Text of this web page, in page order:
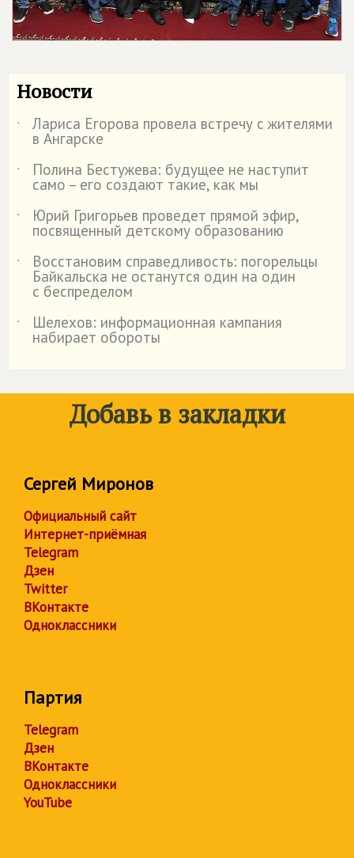
Новости
˙ Лариса Егорова провела встречу с жителями
в Ангарске
˙
Полина Бестужева: будущее не наступит
само – его создают такие, как мы
˙
Юрий Григорьев проведет прямой эфир,
посвященный детскому образованию
˙
Восстановим справедливость: погорельцы
Байкальска не останутся один на один
с беспределом
˙
Шелехов: информационная кампания
набирает обороты
Добавь в закладки
Сергей Миронов
Официальный сайт
Интернет-приёмная
Telegram
Дзен
Twitter
ВКонтакте
Одноклассники
Партия
Telegram
Дзен
ВКонтакте
Одноклассники
YouTube